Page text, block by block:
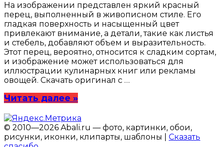
На изображении представлен яркий красный
перец, выполненный в живописном стиле. Его
гладкая поверхность и насыщенный цвет
привлекают внимание, а детали, такие как листья
и стебель, добавляют объем и выразительность.
Этот перец, вероятно, относится к сладким сортам,
и изображение может использоваться для
иллюстрации кулинарных книг или рекламы
овощей. Скачать оригинал с …
Читать далее »
© 2010—2026 Abali.ru — фото, картинки, обои,
рисунки, иконки, клипарты, шаблоны | Сказать